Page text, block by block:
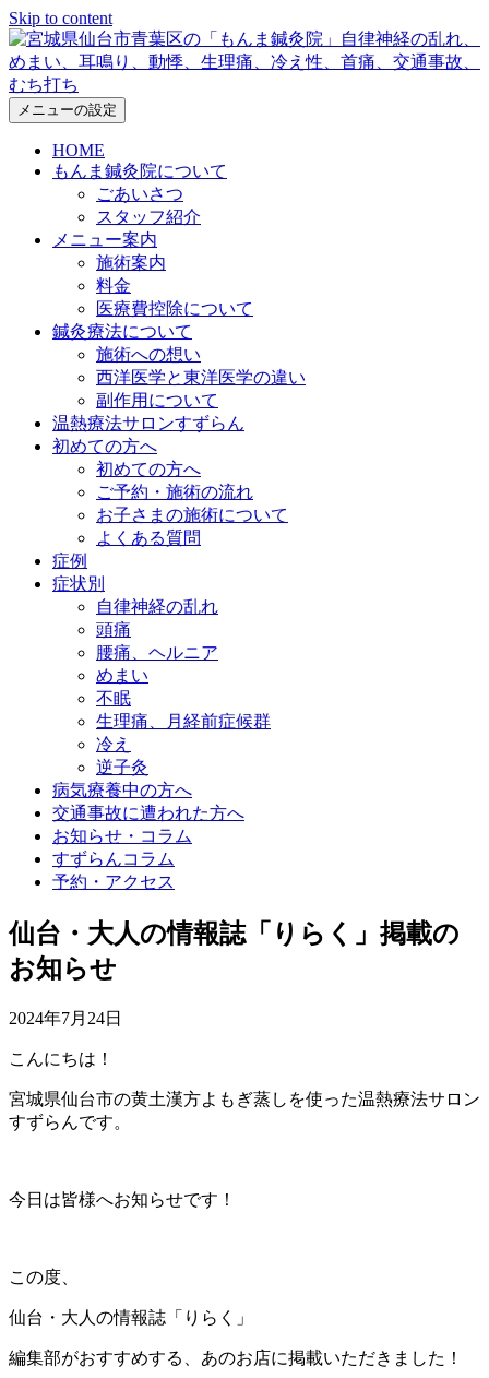
Skip to content
メニューの設定
HOME
もんま鍼灸院について
ごあいさつ
スタッフ紹介
メニュー案内
施術案内
料金
医療費控除について
鍼灸療法について
施術への想い
西洋医学と東洋医学の違い
副作用について
温熱療法サロンすずらん
初めての方へ
初めての方へ
ご予約・施術の流れ
お子さまの施術について
よくある質問
症例
症状別
自律神経の乱れ
頭痛
腰痛、ヘルニア
めまい
不眠
生理痛、月経前症候群
冷え
逆子灸
病気療養中の方へ
交通事故に遭われた方へ
お知らせ・コラム
すずらんコラム
予約・アクセス
仙台・大人の情報誌「りらく」掲載の
お知らせ
2024年7月24日
こんにちは！
宮城県仙台市の黄土漢方よもぎ蒸しを使った温熱療法サロン
すずらんです。
今日は皆様へお知らせです！
この度、
仙台・大人の情報誌「りらく」
編集部がおすすめする、あのお店に掲載いただきました！